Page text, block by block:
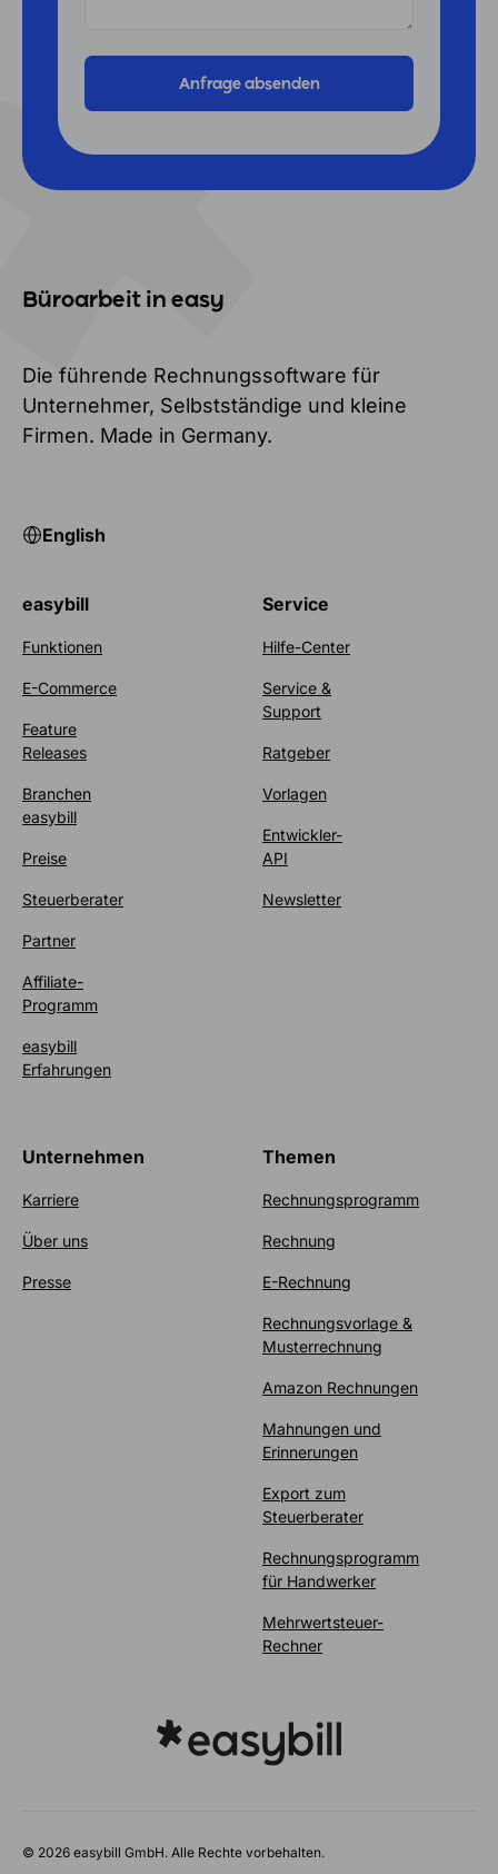
Büroarbeit in easy
Die führende Rechnungssoftware für
Unternehmer, Selbstständige und kleine
Firmen. Made in Germany.
English
easybill
Funktionen
E-Commerce
Feature
Releases
Branchen
easybill
Preise
Steuerberater
Partner
Affiliate-
Programm
easybill
Erfahrungen
Service
Hilfe-Center
Service &
Support
Ratgeber
Vorlagen
Entwickler-
API
Newsletter
Unternehmen
Karriere
Über uns
Presse
Themen
Rechnungsprogramm
Rechnung
E-Rechnung
Rechnungsvorlage &
Musterrechnung
Amazon Rechnungen
Mahnungen und
Erinnerungen
Export zum
Steuerberater
Rechnungsprogramm
für Handwerker
Mehrwertsteuer-
Rechner
© 2026 easybill GmbH. Alle Rechte vorbehalten.